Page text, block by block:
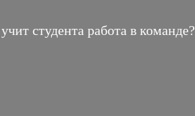
студента работа в команде?